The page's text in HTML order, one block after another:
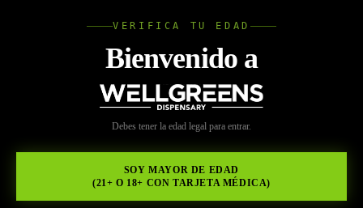
VERIFICA TU EDAD
Bienvenido a
Debes tener la edad legal para entrar.
SOY MAYOR DE EDAD
(21+ O 18+ CON TARJETA MÉDICA)
Volver a Recursos
Mejores Marcas de